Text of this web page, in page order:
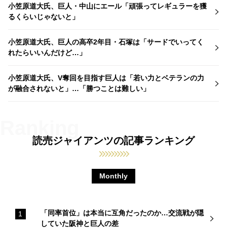
小笠原道大氏、巨人・中山にエール「頑張ってレギュラーを獲
るくらいじゃないと」
小笠原道大氏、巨人の高卒2年目・石塚は「サードでいってく
れたらいいんだけど…」
小笠原道大氏、V奪回を目指す巨人は「若い力とベテランの力
が融合されないと」…「勝つことは難しい」
読売ジャイアンツの記事ランキング
Monthly
「同率首位」は本当に互角だったのか…交流戦が隠
していた阪神と巨人の差